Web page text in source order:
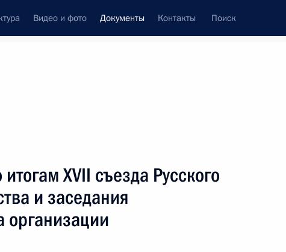
Видео и фото Документы Контакты Поиск
Показать
XVII съезда Русского
и заседания
организации